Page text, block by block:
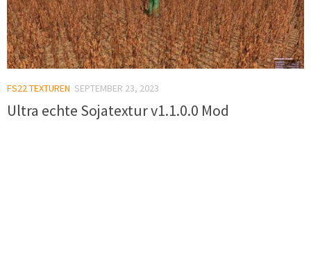
FS22 TEXTUREN SEPTEMBER 23, 2023
Ultra echte Sojatextur v1.1.0.0 Mod